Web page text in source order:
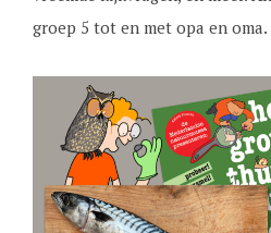
groep 5 tot en met opa en oma.